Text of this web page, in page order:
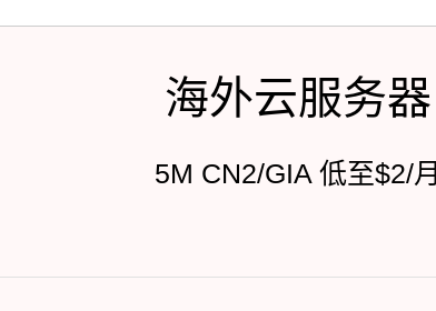
海外云服务器
5M CN2/GIA 低至$2/月